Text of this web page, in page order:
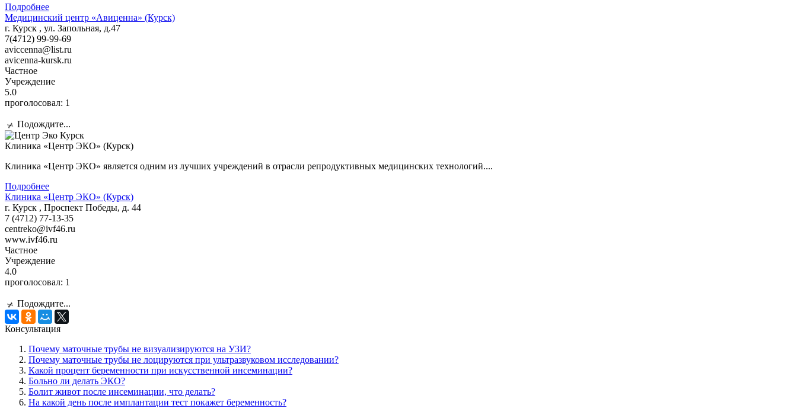
Подробнее
Медицинский центр «Авиценна» (Курск)
г. Курск , ул. Запольная, д.47
7(4712) 99-99-69
aviccenna@list.ru
avicenna-kursk.ru
Частное
Учреждение
5.0
проголосовал: 1
Подождите...
Клиника «Центр ЭКО» (Курск)
Клиника «Центр ЭКО» является одним из лучших учреждений в отрасли репродуктивных медицинских технологий....
Подробнее
Клиника «Центр ЭКО» (Курск)
г. Курск , Проспект Победы, д. 44
7 (4712) 77-13-35
centreko@ivf46.ru
www.ivf46.ru
Частное
Учреждение
4.0
проголосовал: 1
Подождите...
Консультация
Почему маточные трубы не визуализируются на УЗИ?
Почему маточные трубы не лоцируются при ультразвуковом исследовании?
Какой процент беременности при искусственной инсеминации?
Больно ли делать ЭКО?
Болит живот после инсеминации, что делать?
На какой день после имплантации тест покажет беременность?